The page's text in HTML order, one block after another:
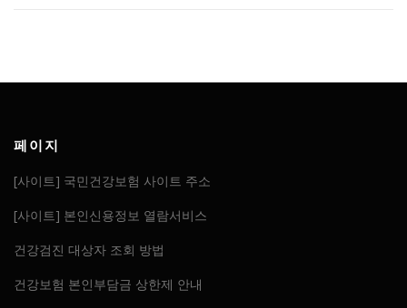
페이지
[사이트] 국민건강보험 사이트 주소
[사이트] 본인신용정보 열람서비스
건강검진 대상자 조회 방법
건강보험 본인부담금 상한제 안내